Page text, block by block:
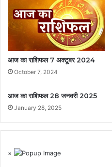
आज का राशिफल 7 अक्टूबर 2024
October 7, 2024
आज का राशिफल 28 जनवरी 2025
January 28, 2025
×